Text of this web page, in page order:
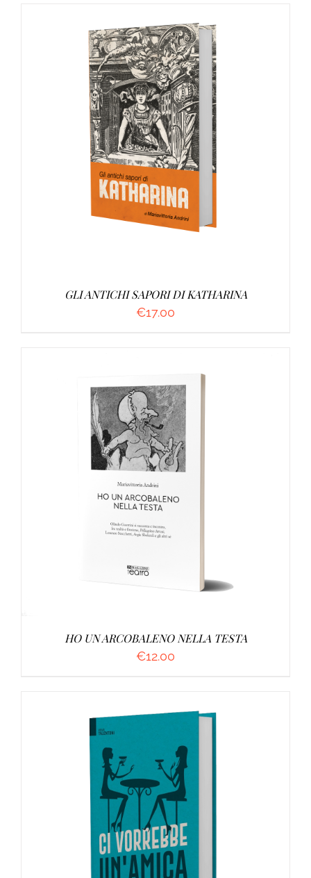
AGGIUNGI AL CARRELLO / DETTAGLI
GLI ANTICHI SAPORI DI KATHARINA
€17.00
AGGIUNGI AL CARRELLO
HO UN ARCOBALENO NELLA TESTA
€12.00
AGGIUNGI AL CARRELLO /